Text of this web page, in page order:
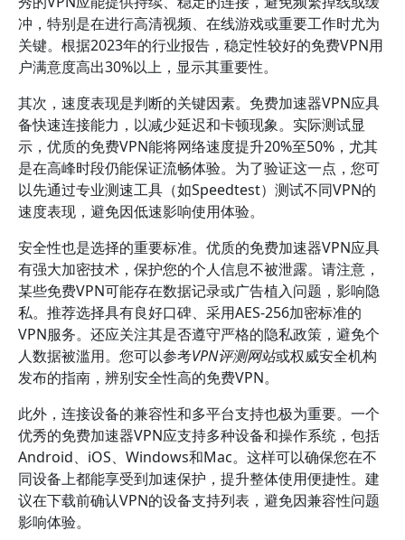
冲，特别是在进行高清视频、在线游戏或重要工作时尤为
关键。根据2023年的行业报告，稳定性较好的免费VPN用
户满意度高出30%以上，显示其重要性。
其次，速度表现是判断的关键因素。免费加速器VPN应具
备快速连接能力，以减少延迟和卡顿现象。实际测试显
示，优质的免费VPN能将网络速度提升20%至50%，尤其
是在高峰时段仍能保证流畅体验。为了验证这一点，您可
以先通过专业测速工具（如Speedtest）测试不同VPN的
速度表现，避免因低速影响使用体验。
安全性也是选择的重要标准。优质的免费加速器VPN应具
有强大加密技术，保护您的个人信息不被泄露。请注意，
某些免费VPN可能存在数据记录或广告植入问题，影响隐
私。推荐选择具有良好口碑、采用AES-256加密标准的
VPN服务。还应关注其是否遵守严格的隐私政策，避免个
人数据被滥用。您可以参考VPN评测网站或权威安全机构
发布的指南，辨别安全性高的免费VPN。
此外，连接设备的兼容性和多平台支持也极为重要。一个
优秀的免费加速器VPN应支持多种设备和操作系统，包括
Android、iOS、Windows和Mac。这样可以确保您在不
同设备上都能享受到加速保护，提升整体使用便捷性。建
议在下载前确认VPN的设备支持列表，避免因兼容性问题
影响体验。